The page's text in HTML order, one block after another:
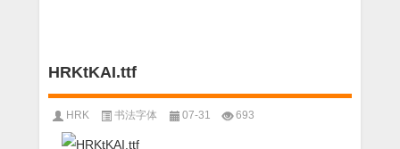
HRKtKAI.ttf
HRK 书法字体 07-31 693